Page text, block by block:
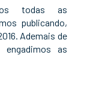
todas as
publicando,
Ademais de
engadimos as